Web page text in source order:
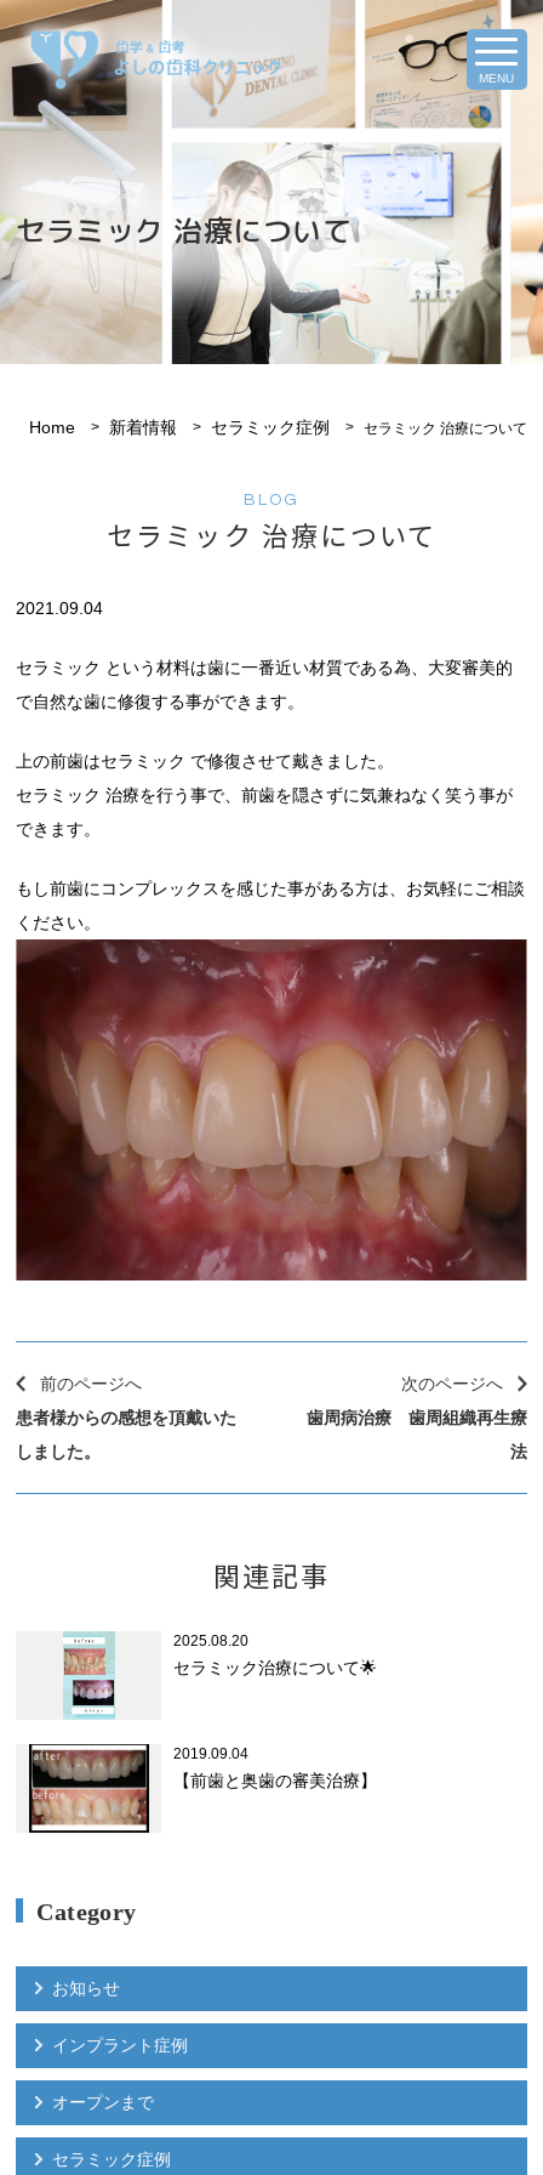
MENU
セラミック 治療について
Home 新着情報 セラミック症例 セラミック 治療について
BLOG
セラミック 治療について
2021.09.04
セラミック という材料は歯に一番近い材質である為、大変審美的
で自然な歯に修復する事ができます。
上の前歯はセラミック で修復させて戴きました。
セラミック 治療を行う事で、前歯を隠さずに気兼ねなく笑う事が
できます。
もし前歯にコンプレックスを感じた事がある方は、お気軽にご相談
ください。
前のページへ
患者様からの感想を頂戴いた
しました。
次のページへ
歯周病治療 歯周組織再生療
法
関連記事
2025.08.20
セラミック治療について🌟
2019.09.04
【前歯と奥歯の審美治療】
Category
お知らせ
インプラント症例
オープンまで
セラミック症例